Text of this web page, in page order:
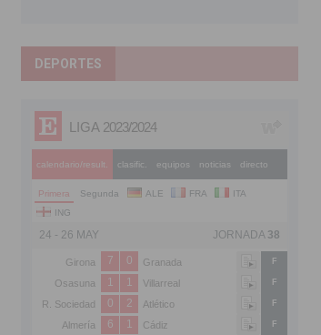
DEPORTES